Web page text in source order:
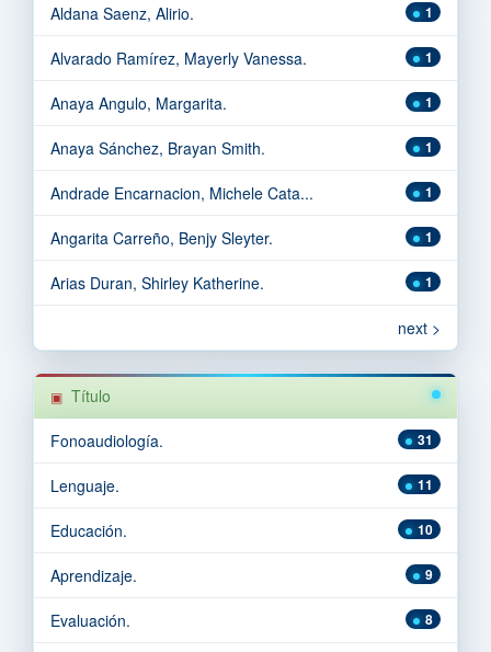
1
Aldana Saenz, Alirio.
1
Alvarado Ramírez, Mayerly Vanessa.
1
Anaya Angulo, Margarita.
1
Anaya Sánchez, Brayan Smith.
1
Andrade Encarnacion, Michele Cata...
1
Angarita Carreño, Benjy Sleyter.
1
Arias Duran, Shirley Katherine.
next >
Título
31
Fonoaudiología.
11
Lenguaje.
10
Educación.
9
Aprendizaje.
8
Evaluación.